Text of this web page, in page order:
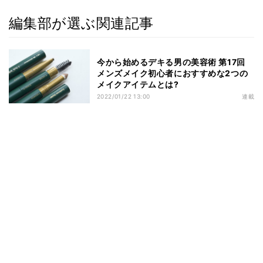
編集部が選ぶ関連記事
今から始めるデキる男の美容術 第17回
メンズメイク初心者におすすめな2つの
メイクアイテムとは?
2022/01/22 13:00 連載